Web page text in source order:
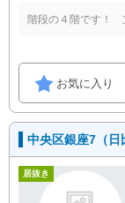
階段の４階です！
お気に入り
中央区銀座7（日
居抜き